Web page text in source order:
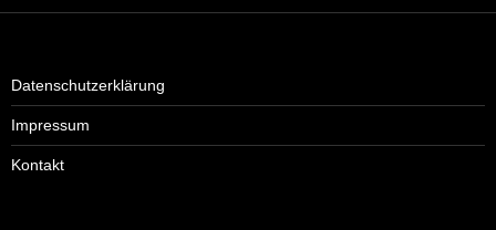
Datenschutzerklärung
Impressum
Kontakt